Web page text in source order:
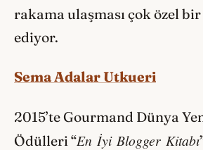
rakama ulaşması çok özel
ediyor.
Sema Adalar Utkueri
2015’te Gourmand Dünya
Ödülleri “En İyi Blogger Kitabı